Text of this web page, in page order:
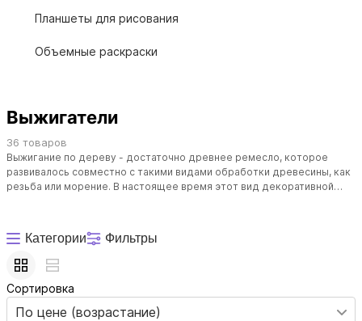
Планшеты для рисования
Объемные раскраски
Выжигатели
36 товаров
Выжигание по дереву - достаточно древнее ремесло, которое
развивалось совместно с такими видами обработки древесины, как
резьба или морение. В настоящее время этот вид декоративной
детям.
Категории Фильтры
Сортировка
По цене (возрастание)